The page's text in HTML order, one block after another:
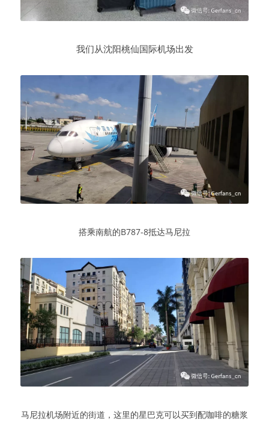
我们从沈阳桃仙国际机场出发
搭乘南航的B787-8抵达马尼拉
马尼拉机场附近的街道，这里的星巴克可以买到配咖啡的糖浆